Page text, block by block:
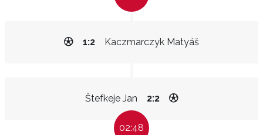
Kaczmarczyk Matyáš
1:2
Štefkeje Jan 2:2
02:48